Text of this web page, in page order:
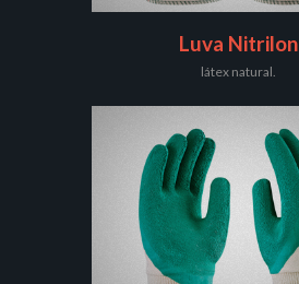
Luva Nitrilon
látex natural.